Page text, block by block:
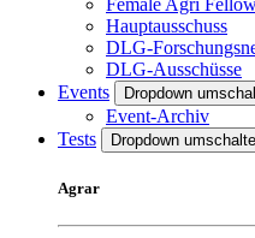
Female Agri
Hauptausschuss
DLG-
DLG-Ausschüsse
Events
Dropdown
Event-Archiv
Tests
Dropdown
Agrar